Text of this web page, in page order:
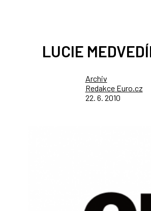
LUCIE
Archiv
Redakce Euro.cz
22. 6. 2010